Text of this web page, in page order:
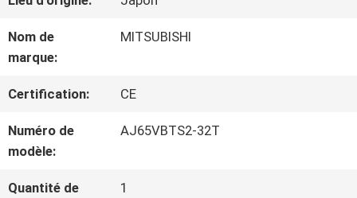
PROPOS
DE
NOUS
VISITE
Nom de
marque:
MITSUBISHI
Certification: CE
Numéro de
modèle:
AJ65VBTS2-32T
Quantité de
1